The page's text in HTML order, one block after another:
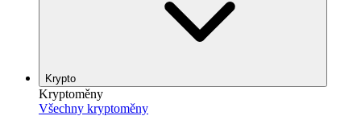
Krypto
Kryptoměny
Všechny kryptoměny